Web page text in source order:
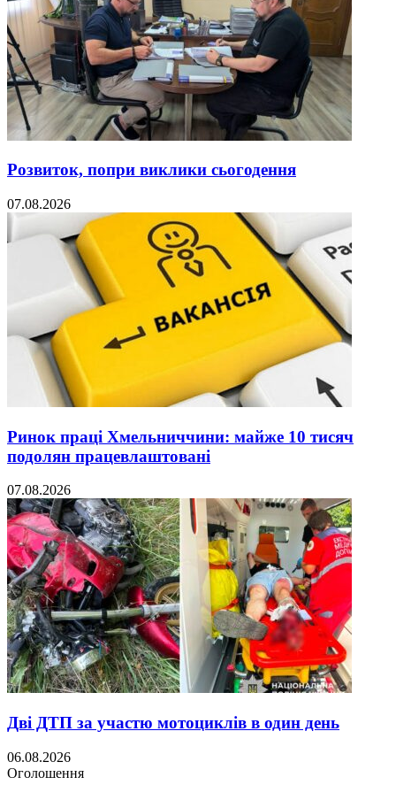
Розвиток, попри виклики сьогодення
07.08.2026
Ринок праці Хмельниччини: майже 10 тисяч
подолян працевлаштовані
07.08.2026
Дві ДТП за участю мотоциклів в один день
06.08.2026
Оголошення